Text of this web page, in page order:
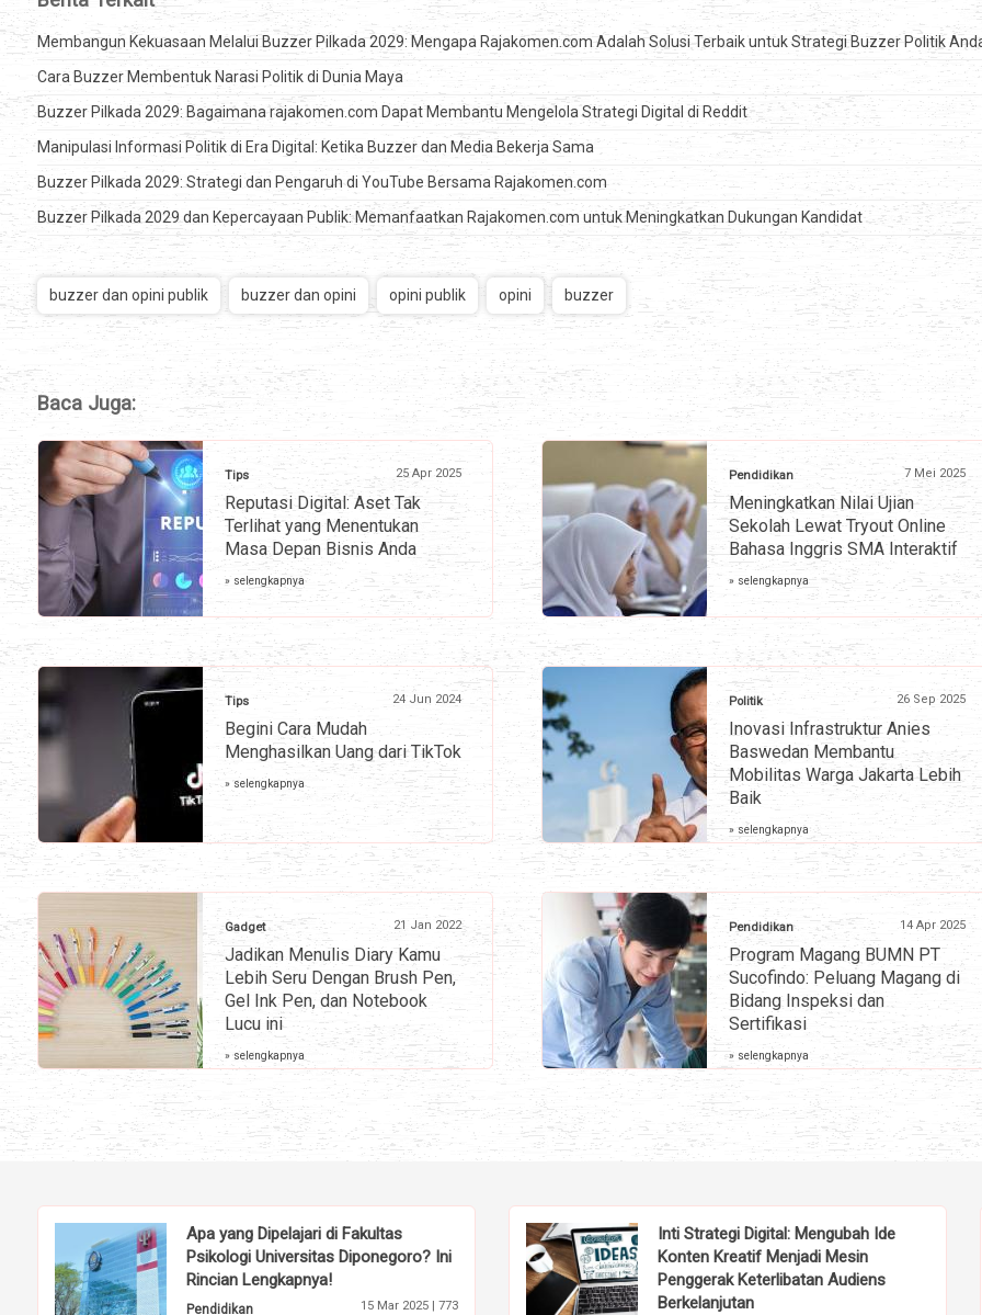
Membangun Kekuasaan Melalui Buzzer Pilkada 2029: Mengapa Rajakomen.com Adalah Solusi Terbaik untuk Strategi Buzzer Politik
Cara Buzzer Membentuk Narasi Politik di Dunia Maya
Buzzer Pilkada 2029: Bagaimana rajakomen.com Dapat Membantu Mengelola Strategi Digital di Reddit
Manipulasi Informasi Politik di Era Digital: Ketika Buzzer dan Media Bekerja Sama
Buzzer Pilkada 2029: Strategi dan Pengaruh di YouTube Bersama Rajakomen.com
Buzzer Pilkada 2029 dan Kepercayaan Publik: Memanfaatkan Rajakomen.com untuk Meningkatkan Dukungan Kandidat
buzzer dan opini publik buzzer dan opini opini publik opini buzzer
Baca Juga:
Tips 25 Apr 2025
Reputasi Digital: Aset Tak
Terlihat yang Menentukan
Masa Depan Bisnis Anda
» selengkapnya
Pendidikan 7 Mei 2025
Meningkatkan Nilai Ujian
Sekolah Lewat Tryout Online
Bahasa Inggris SMA Interaktif
» selengkapnya
Tips 24 Jun 2024
Begini Cara Mudah
Menghasilkan Uang dari TikTok
» selengkapnya
Politik 26 Sep 2025
Inovasi Infrastruktur Anies
Baswedan Membantu
Mobilitas Warga Jakarta Lebih
Baik
» selengkapnya
Gadget 21 Jan 2022
Jadikan Menulis Diary Kamu
Lebih Seru Dengan Brush Pen,
Gel Ink Pen, dan Notebook
Lucu ini
» selengkapnya
Pendidikan 14 Apr 2025
Program Magang BUMN PT
Sucofindo: Peluang Magang di
Bidang Inspeksi dan
Sertifikasi
» selengkapnya
Apa yang Dipelajari di Fakultas
Psikologi Universitas Diponegoro? Ini
Rincian Lengkapnya!
Pendidikan 15 Mar 2025 | 773
Inti Strategi Digital: Mengubah Ide
Konten Kreatif Menjadi Mesin
Penggerak Keterlibatan Audiens
Berkelanjutan